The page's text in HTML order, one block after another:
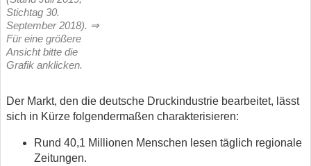
Stichtag 30.
September 2018). ⇒
Für eine größere
Ansicht bitte die
Grafik anklicken.
Der Markt, den die deutsche Druckindustrie bearbeitet, lässt
sich in Kürze folgendermaßen charakterisieren:
Rund 40,1 Millionen Menschen lesen täglich regionale
Zeitungen.